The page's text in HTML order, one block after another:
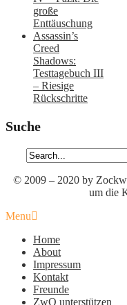
große
Enttäuschung
Assassin’s
Creed
Shadows:
Testtagebuch III
– Riesige
Rückschritte
Suche
© 2009 – 2020 by
um die
Menu
Home
About
Impressum
Kontakt
Freunde
ZwO unterstützen